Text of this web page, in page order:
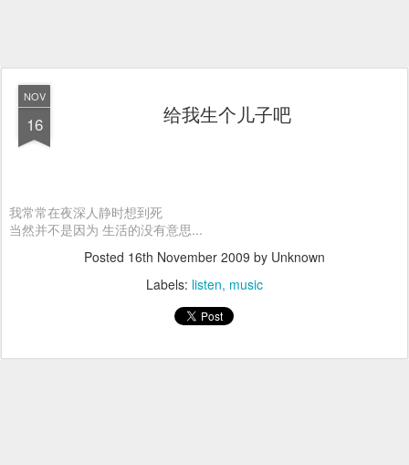
NOV
16 给我生个儿子吧
我常常在夜深人静时想到死
当然并不是因为 生活的没有意思...
Posted 16th November 2009 by Unknown
Labels: listen music